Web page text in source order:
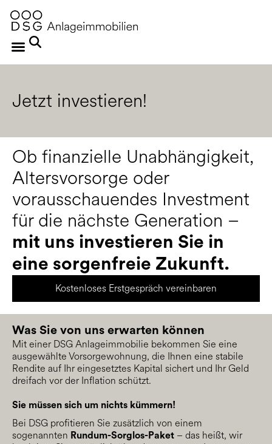
Jetzt investieren!
Ob finanzielle Unabhängigkeit,
Altersvorsorge oder
vorausschauendes Investment
für die nächste Generation –
mit uns investieren Sie in
eine sorgenfreie Zukunft.
Kostenloses Erstgespräch vereinbaren
Was Sie von uns erwarten können
Mit einer DSG Anlageimmobilie bekommen Sie eine
ausgewählte Vorsorgewohnung, die Ihnen eine stabile
Rendite auf Ihr eingesetztes Kapital sichert und Ihr Geld
dreifach vor der Inflation schützt.
Sie müssen sich um nichts kümmern!
Bei DSG profitieren Sie zusätzlich von einem
sogenannten Rundum-Sorglos-Paket – das heißt, wir